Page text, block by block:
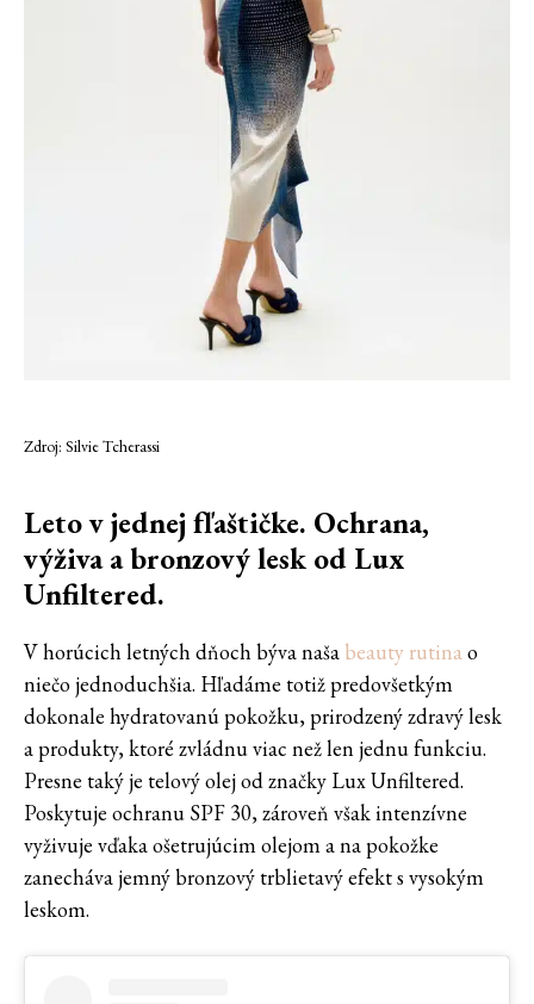
Zdroj: Silvie Tcherassi
Leto v jednej fľaštičke. Ochrana,
výživa a bronzový lesk od Lux
Unfiltered.
V horúcich letných dňoch býva naša beauty rutinao
niečo jednoduchšia. Hľadáme totiž predovšetkým
dokonale hydratovanú pokožku, prirodzený zdravý lesk
a produkty, ktoré zvládnu viac než len jednu funkciu.
Presne taký je telový olej od značky Lux Unfiltered.
Poskytuje ochranu SPF 30, zároveň však intenzívne
vyživuje vďaka ošetrujúcim olejom a na pokožke
zanecháva jemný bronzový trblietavý efekt s vysokým
leskom.